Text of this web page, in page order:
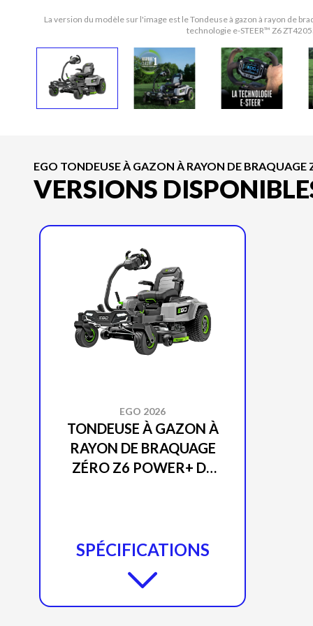
La version du modèle sur l'image est le Tondeuse à gazon à rayon de
technologie e-STEER™ Z6
EGO TONDEUSE À GAZON À RAYON DE
VERSIONS
EGO 2026
TONDEUSE À GAZON À
RAYON DE BRAQUAGE
ZÉRO Z6 POWER+ DE
SPÉCIFICATIONS